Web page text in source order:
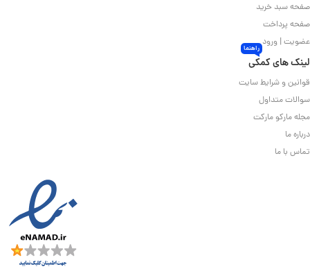
صفحه سبد خرید
صفحه پرداخت
عضویت | ورود
لینک های کمکی
راهنما
قوانین و شرایط سایت
سوالات متداول
مجله مارکو مارکت
درباره ما
تماس با ما